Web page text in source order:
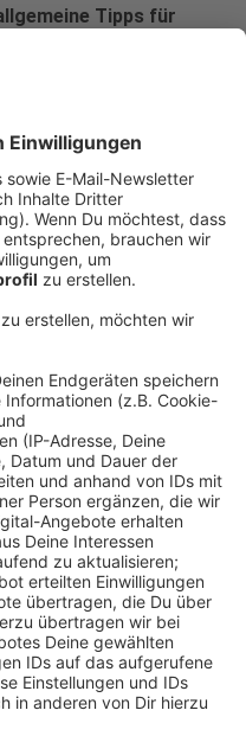
Tipps für
aufs neue ein
von Andre
Bargeld kann geklaut
Dieb aber weniger.
unterwegs sein.
in Frankreich. Da
nicht weit. Es bedarf
auch das übliche